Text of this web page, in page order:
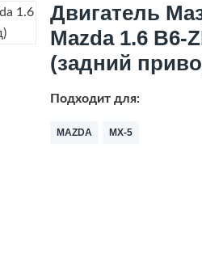
Двигатель
Mazda 1.6 B6-
(задний
Подходит для:
MAZDA MX-5